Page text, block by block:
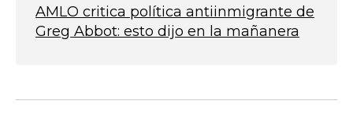
AMLO critica política antiinmigrante de
Greg Abbot: esto dijo en la mañanera